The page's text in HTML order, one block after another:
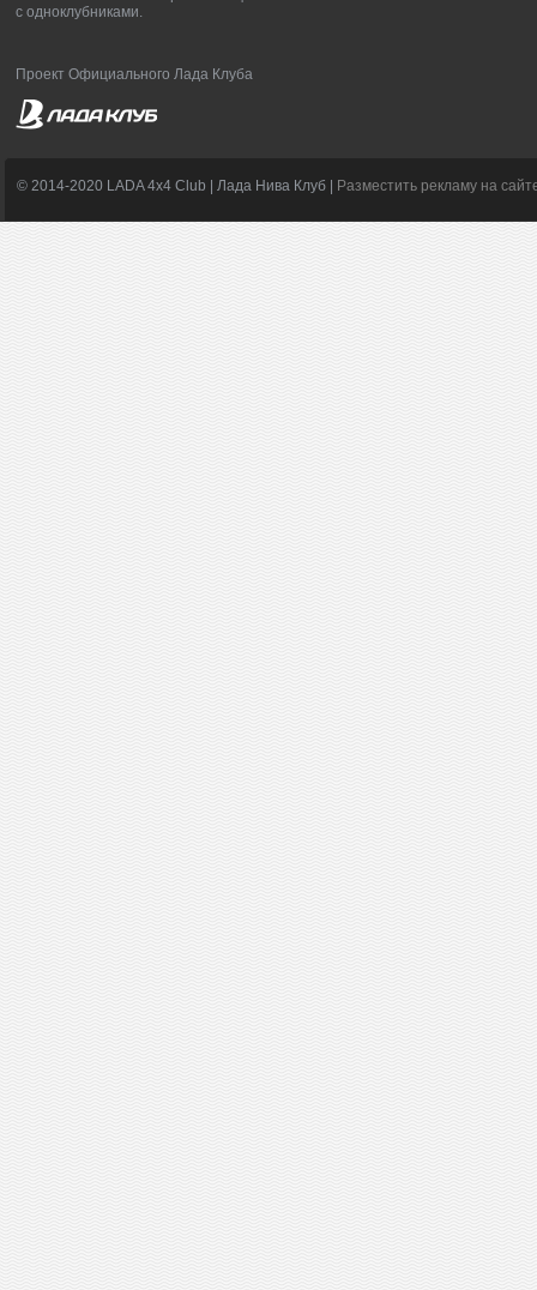
с одноклубниками.
Проект Официального Лада Клуба
© 2014-2020 LADA 4x4 Club | Лада Нива Клуб | Разместить рекламу на